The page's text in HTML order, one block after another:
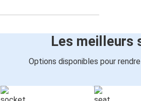
Les meilleurs
Options disponibles pour